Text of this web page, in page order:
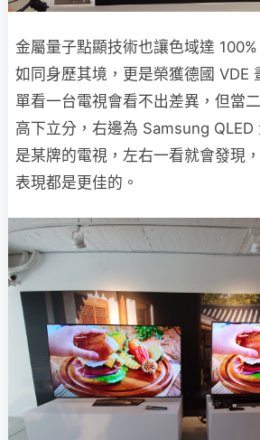
金屬量子點顯技術也讓色域達
如同身歷其境，更是榮獲德國 VDE
單看一台電視會看不出差異，但當
高下立分，右邊為 Samsung QLED
是某牌的電視，左右一看就會發現
表現都是更佳的。